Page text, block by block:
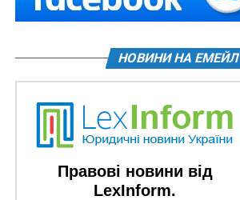
НОВИНИ НА ЕМЕЙЛ
Правові новини від
LexInform.